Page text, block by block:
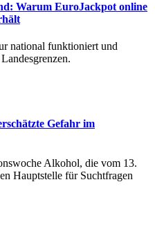
Warum EuroJackpot online
national funktioniert und
Gefahr im
Alkohol, die vom 13.
Hauptstelle für Suchtfragen